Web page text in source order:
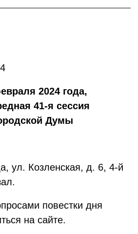
2024 года,
41-я сессия
Думы
ул. Козленская, д. 6, 4-й
повестки дня
на сайте.